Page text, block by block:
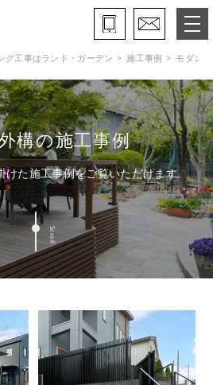
ただきたい事
グ工事はランド・ガーデン 施工事例 モダン
構の施工事例
けた施工事例をご覧いただけます
Scroll